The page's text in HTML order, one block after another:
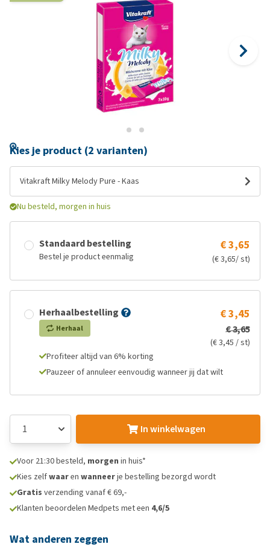
Kies je product (2 varianten)
Vitakraft Milky Melody Pure - Kaas
Nu besteld, morgen in huis
Standaard bestelling
Bestel je product eenmalig
€ 3,65
(€ 3,65/ st)
Herhaalbestelling
Herhaal
€ 3,45
€ 3,65
(€ 3,45 / st)
Profiteer altijd van 6% korting
Pauzeer of annuleer eenvoudig wanneer jij dat wilt
In winkelwagen
Voor 21:30 besteld, morgen in huis*
Kies zelfwaaren wanneerje bestelling bezorgd wordt
Gratis verzending vanaf € 69,-
Klanten beoordelen Medpets met een 4,6/5
Wat anderen zeggen